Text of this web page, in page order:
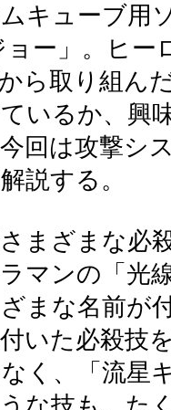
キューブ用
ョー」。ヒー
ら取り組ん
いるか、興
回は攻撃シ
説する。
まざまな必
マンの「光
まな名前が
いた必殺技
く、「流星